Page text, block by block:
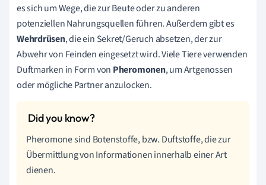
es sich um Wege, die zur Beute oder zu anderen
potenziellen Nahrungsquellen führen. Außerdem gibt es
Wehrdrüsen, die ein Sekret/Geruch absetzen, der zur
Abwehr von Feinden eingesetzt wird. Viele Tiere verwenden
Duftmarken in Form von Pheromonen, um Artgenossen
oder mögliche Partner anzulocken.
Pheromone sind Botenstoffe, bzw. Duftstoffe, die zur
Übermittlung von Informationen innerhalb einer Art
dienen.